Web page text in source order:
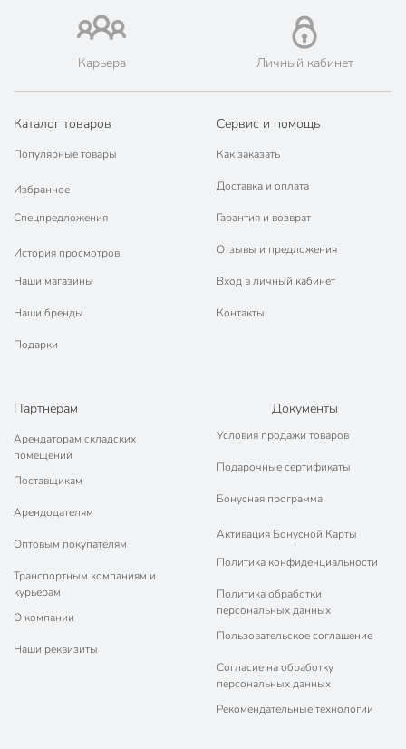
📜 Только оригинальная продукция. Интернет-гипермаркет
Порядок - официальный представитель ведущих мировых
марок.Карьера Личный кабинет
Каталог товаров
Популярные товары
Избранное
Спецпредложения
История просмотров
Наши магазины
Наши бренды
Подарки
Сервис и помощь
Как заказать
Доставка и оплата
Гарантия и возврат
Отзывы и предложения
Вход в личный кабинет
Контакты
Партнерам
Арендаторам складских
помещений
Поставщикам
Арендодателям
Оптовым покупателям
Транспортным компаниям и
курьерам
О компании
Наши реквизиты
Документы
Условия продажи товаров
Подарочные сертификаты
Бонусная программа
Активация Бонусной Карты
Политика конфиденциальности
Политика обработки
персональных данных
Пользовательское соглашение
Согласие на обработку
персональных данных
Рекомендательные технологии